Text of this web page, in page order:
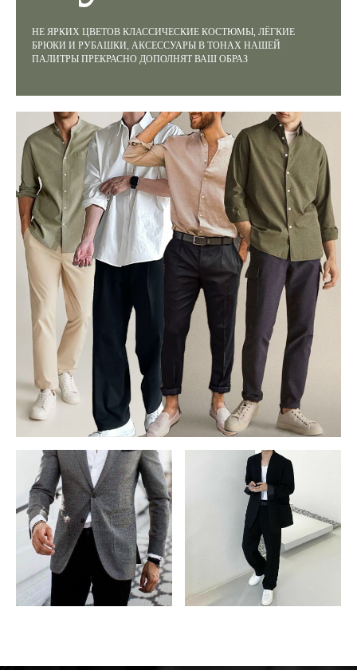
НЕ ЯРКИХ ЦВЕТОВ КЛАССИЧЕСКИЕ КОСТЮМЫ, ЛЁГКИЕ
БРЮКИ И РУБАШКИ, АКСЕССУАРЫ В ТОНАХ НАШЕЙ
ПАЛИТРЫ ПРЕКРАСНО ДОПОЛНЯТ ВАШ ОБРАЗ